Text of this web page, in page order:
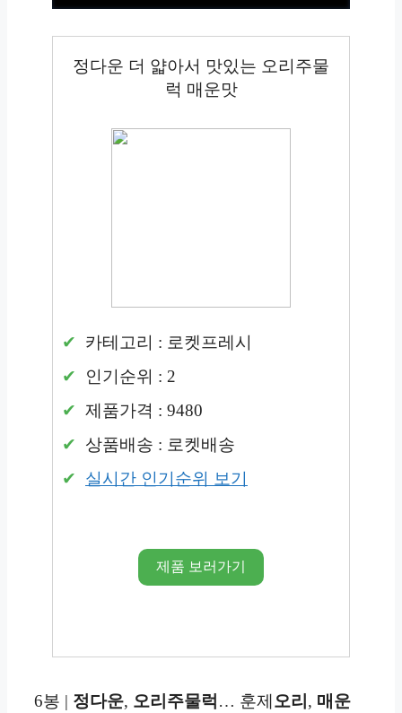
정다운 더 얇아서 맛있는 오리주물
럭 매운맛
카테고리 : 로켓프레시
인기순위 : 2
제품가격 : 9480
상품배송 : 로켓배송
실시간 인기순위 보기
제품 보러가기
6봉 | 정다운, 오리주물럭 … 훈제오리 , 매운